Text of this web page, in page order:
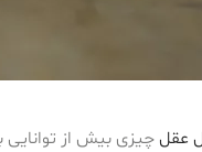
عقل چیزی بیش از توانایی